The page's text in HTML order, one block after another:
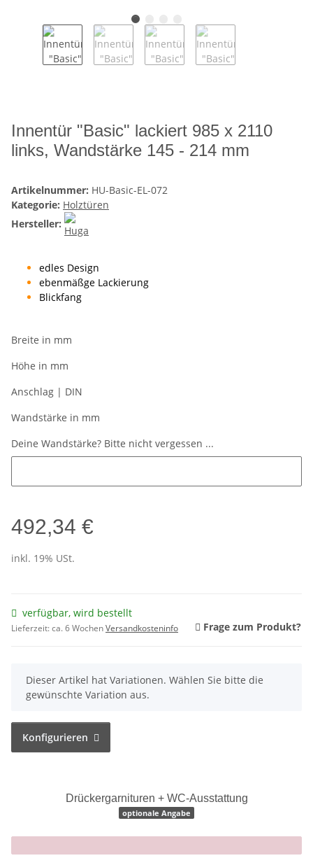
Innentür "Basic" lackiert 985 x 2110
links, Wandstärke 145 - 214 mm
Artikelnummer: HU-Basic-EL-072
Kategorie: Holztüren
Hersteller:
edles Design
ebenmäßge Lackierung
Blickfang
Breite in mm
Höhe in mm
Anschlag | DIN
Wandstärke in mm
Deine Wandstärke? Bitte nicht vergessen ...
492,34 €
inkl. 19% USt.
verfügbar, wird bestellt
Lieferzeit:ca. 6 WochenVersandkosteninfo Frage zum Produkt?
x
Dieser Artikel hat Variationen. Wählen Sie bitte die
gewünschte Variation aus.
Konfigurieren
Drückergarnituren + WC-Ausstattung
optionale Angabe
x